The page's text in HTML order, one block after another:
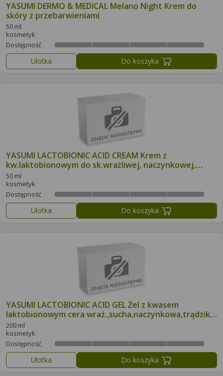
YASUMI DERMO & MEDICAL Melano Night Krem do
skóry z przebarwieniami
50 ml
kosmetyk
Dostępność
Ulotka Do koszyka
YASUMI LACTOBIONIC ACID CREAM Krem z
kw.laktobionowym do sk.wrażliwej, naczynkowej,
trądzik różowaty
50 ml
kosmetyk
Dostępność
Ulotka Do koszyka
YASUMI LACTOBIONIC ACID GEL Żel z kwasem
laktobionowym cera wraż.,sucha,naczynkowa,trądzik
różowaty
200 ml
kosmetyk
Dostępność
Ulotka Do koszyka